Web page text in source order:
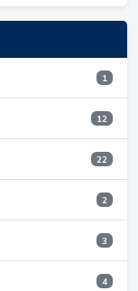
1
12
22
2
3
4